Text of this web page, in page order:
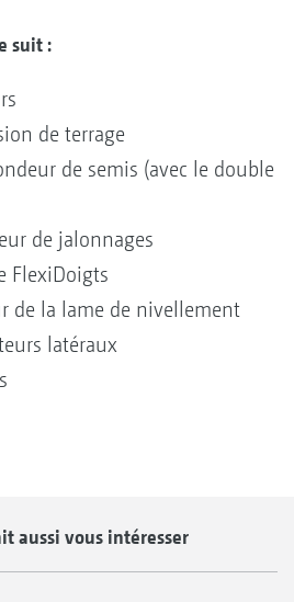
suit :
de terrage
de semis (avec le double
de jalonnages
FlexiDoigts
de la lame de nivellement
latéraux
aussi vous intéresser